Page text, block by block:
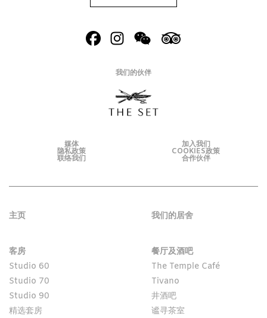
我们的伙伴
媒体 加入我们
隐私政策 COOKIES政策
联络我们 合作伙伴
主页 我们的居舍
客房
Studio 60
Studio 70
Studio 90
精选套房
餐厅及酒吧
The Temple Café
Tivano
井酒吧
谧寻茶室